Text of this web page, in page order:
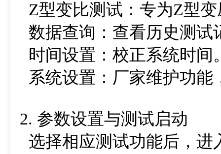
Z型变比测试：专为Z型
数据查询：查看历史测试
时间设置：校正系统时间
系统设置：厂家维护功能
2. 参数设置与测试启动
选择相应测试功能后，进